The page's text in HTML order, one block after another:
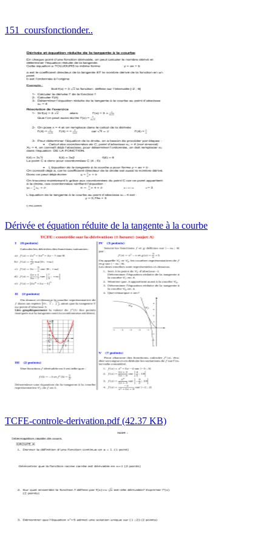
151_coursfonctionder..
Dérivée et équation réduite de la tangente à la courbe
TCFE-controle-derivation.pdf (42.37 KB)